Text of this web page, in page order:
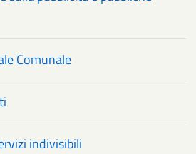
Comunale
indivisibili